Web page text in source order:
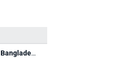
Bangladesh